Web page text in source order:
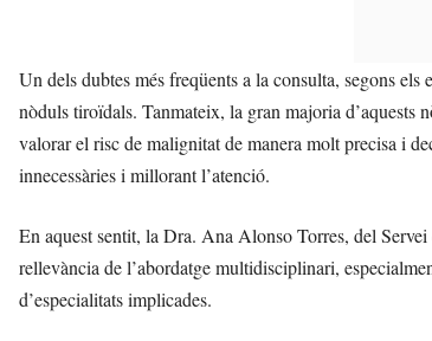
Un dels dubtes més freqüents a la consulta, segons
nòduls tiroïdals. Tanmateix, la gran majoria d’aquests
valorar el risc de malignitat de manera molt precisa i
innecessàries i millorant l’atenció.
En aquest sentit, la Dra. Ana Alonso Torres, del
rellevància de l’abordatge multidisciplinari,
d’especialitats implicades.